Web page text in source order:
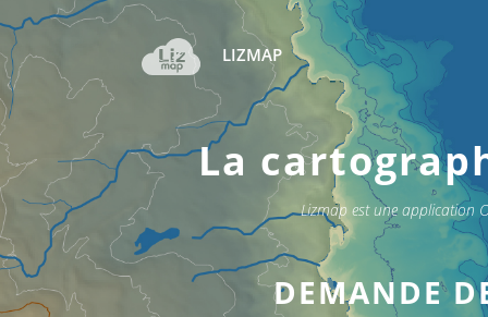
LIZMAP
La
Lizmap est une application
DEMANDE